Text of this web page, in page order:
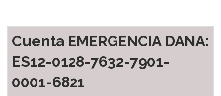
Cuenta EMERGENCIA DANA:
ES12-0128-7632-7901-
0001-6821